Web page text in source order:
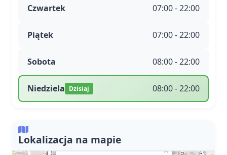
Czwartek 07:00 - 22:00
Piątek 07:00 - 22:00
Sobota 08:00 - 22:00
Niedziela Dzisiaj 08:00 - 22:00
Lokalizacja na mapie
×